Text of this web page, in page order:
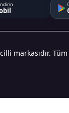
markasıdır.